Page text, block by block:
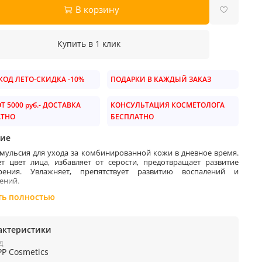
В корзину
Купить в 1 клик
ЛЕТО-СКИДКА -10% ПОДАРКИ В КАЖДЫЙ ЗАКАЗ
5000 руб.- ДОСТАВКА
КОНСУЛЬТАЦИЯ КОСМЕТОЛОГА
БЕСПЛАТНО
для ухода за комбинированной кожи в дневное время.
цвет лица, избавляет от серости, предотвращает развитие
Увлажняет, препятствует развитию воспалений и
решение для уставшей, стрессированной кожи,
аскорбиновой кислоты, работающей на разных уровнях кожи.
интенсивной ревитализации кожи. Активизирует синтез
защищает клетки кожи от свободных радикалов, повышает
полностью
Cosmetics